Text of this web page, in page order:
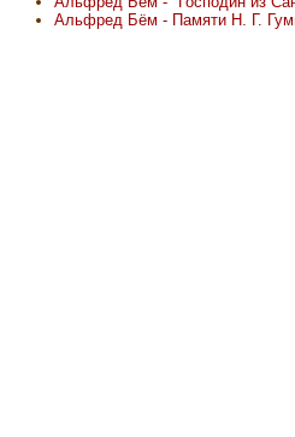
Альфред Бём - Памяти Н. Г.